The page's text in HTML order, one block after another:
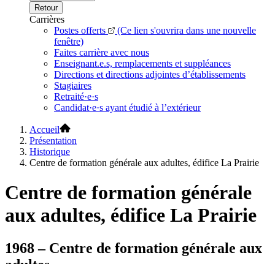
Retour
Carrières
Postes offerts
(Ce lien s'ouvrira dans une nouvelle
fenêtre)
Faites carrière avec nous
Enseignant.e.s, remplacements et suppléances
Directions et directions adjointes d’établissements
Stagiaires
Retraité·e·s
Candidat·e·s ayant étudié à l’extérieur
Accueil
Présentation
Historique
Centre de formation générale aux adultes, édifice La Prairie
Centre de formation générale
aux adultes, édifice La Prairie
1968 – Centre de formation générale aux